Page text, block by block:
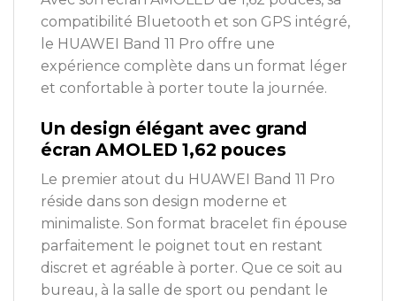
compatibilité Bluetooth et son GPS intégré,
le HUAWEI Band 11 Pro offre une
expérience complète dans un format léger
et confortable à porter toute la journée.
Un design élégant avec grand
écran AMOLED 1,62 pouces
Le premier atout du HUAWEI Band 11 Pro
réside dans son design moderne et
minimaliste. Son format bracelet fin épouse
parfaitement le poignet tout en restant
discret et agréable à porter. Que ce soit au
bureau, à la salle de sport ou pendant le